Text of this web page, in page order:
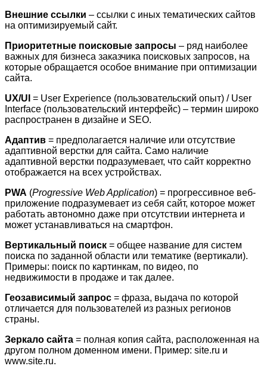
Внешние ссылки – ссылки с иных тематических сайтов
на оптимизируемый сайт.
Приоритетные поисковые запросы – ряд наиболее
важных для бизнеса заказчика поисковых запросов, на
которые обращается особое внимание при оптимизации
сайта.
UX/UI = User Experience (пользовательский опыт) / User
Interface (пользовательский интерфейс) – термин широко
распространен в дизайне и SEO.
Адаптив = предполагается наличие или отсутствие
адаптивной верстки для сайта. Само наличие
адаптивной верстки подразумевает, что сайт корректно
отображается на всех устройствах.
PWA (Progressive WebApplication) = прогрессивное веб-
приложение подразумевает из себя сайт, которое может
работать автономно даже при отсутствии интернета и
может устанавливаться на смартфон.
Вертикальный поиск = общее название для систем
поиска по заданной области или тематике (вертикали).
Примеры: поиск по картинкам, по видео, по
недвижимости в продаже и так далее.
Геозависимый запрос = фраза, выдача по которой
отличается для пользователей из разных регионов
страны.
Зеркало сайта = полная копия сайта, расположенная на
другом полном доменном имени. Пример: site.ru и
www.site.ru.